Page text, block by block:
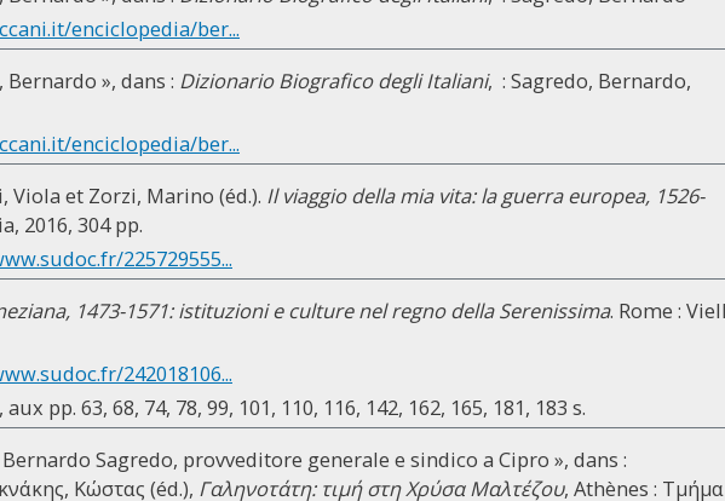
enciclopedia/ber...
», dans : Dizionario Biografico degli Italiani, : Sagredo, Bernardo,
enciclopedia/ber...
Viola et Zorzi, Marino (éd.). Il viaggio della mia vita: la guerra europea, 1526-
2016, 304 pp.
225729555...
1473-1571: istituzioni e culture nel regno della Serenissima. Rome :
242018106...
pp. 63, 68, 74, 78, 99, 101, 110, 116, 142, 162, 165, 181, 183 s.
Sagredo, provveditore generale e sindico a Cipro », dans :
Κώστας (éd.), Γαληνοτάτη: τιμή στη Χρύσα Μαλτέζου, Athènes : Τμήμα